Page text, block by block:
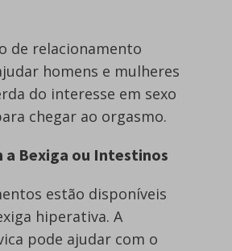
de relacionamento
homens e mulheres
do interesse em sexo
chegar ao orgasmo.
a Bexiga ou Intestinos
estão disponíveis
hiperativa. A
pode ajudar com o